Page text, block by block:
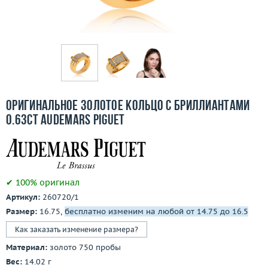
Бесплатная доставка
Контакты
3D-тур по шоуруму
Оригинальное золотое кольцо с бриллиантами
0.63ct Audemars Piguet
✔ 100% оригинал
Артикул: 260720/1
Размер: 16.75, бесплатно изменим на любой от 14.75 до 16.5
Как заказать изменение размера?
Материал: золото 750 пробы
Вес: 14.02 г